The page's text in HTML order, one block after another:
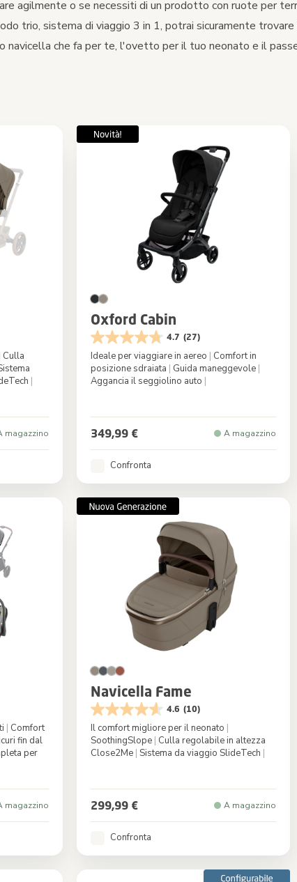
agilmente o se necessiti di un prodotto con ruote per
trio, sistema di viaggio 3 in 1, potrai sicuramente
navicella che fa per te, l'ovetto per il tuo neonato e il
Culla
|
magazzino
Oxford Cabin
4.7 (27)
Ideale per viaggiare in aereo | Comfort in
posizione sdraiata | Guida maneggevole |
Aggancia il seggiolino auto |
349,99 € A magazzino
Confronta
| Comfort
fin dal
per
magazzino
Navicella Fame
4.6 (10)
Il comfort migliore per il neonato |
SoothingSlope | Culla regolabile in altezza
Close2Me | Sistema da viaggio SlideTech |
299,99 € A magazzino
Confronta